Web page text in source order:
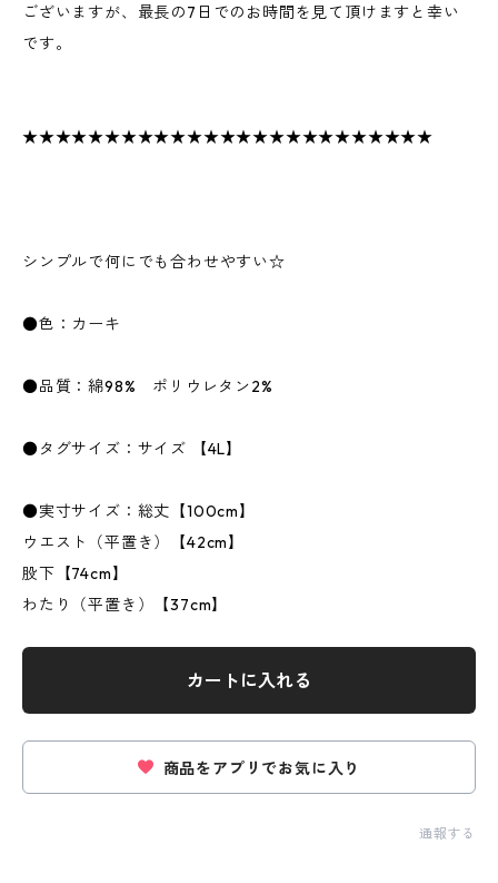
ございますが、最長の7日でのお時間を見て頂けますと幸い
です。
★★★★★★★★★★★★★★★★★★★★★★★★★
シンプルで何にでも合わせやすい☆
●色：カーキ
●品質：綿98% ポリウレタン2%
●タグサイズ：サイズ 【4L】
●実寸サイズ：総丈【100cm】
ウエスト（平置き）【42cm】
股下【74cm】
わたり（平置き）【37cm】
カートに入れる
商品をアプリでお気に入り
通報する